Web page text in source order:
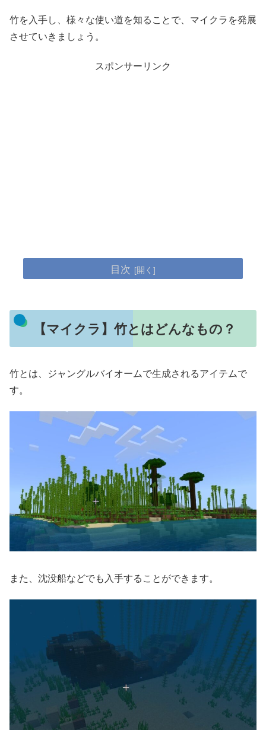
竹を入手し、様々な使い道を知ることで、マイクラを発展
させていきましょう。
スポンサーリンク
目次
【マイクラ】竹とはどんなもの？
竹とは、ジャングルバイオームで生成されるアイテムで
す。
また、沈没船などでも入手することができます。